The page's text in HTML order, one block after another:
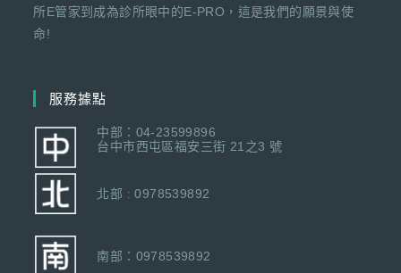
所E管家到成為診所眼中的E-PRO，這是我們的願景與使
命!
服務據點
中部：04-23599896
台中市西屯區福安三街 21之3 號
北部 : 0978539892
南部：0978539892